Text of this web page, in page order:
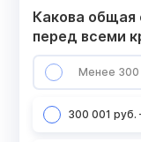
Какова
перед всеми
Менее 300
300 001 руб.